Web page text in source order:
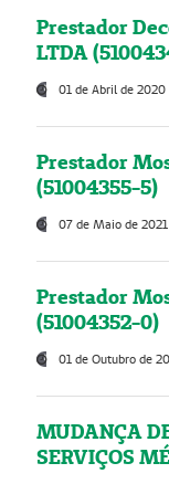
Prestador
LTDA
01 de Abril de 2020
Prestador
(51004355-5)
07 de Maio de 2021
Prestador
(51004352-0)
01 de Outubro de
MUDANÇA
SERVIÇOS